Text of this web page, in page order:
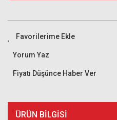
Yorum Yaz
Fiyatı Düşünce Haber Ver
ÜRÜN BILGISI